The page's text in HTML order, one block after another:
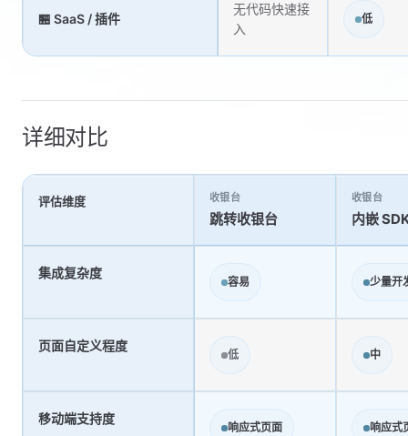
🏪 SaaS / 插件
无代码快速接
入
低
详细对比
评估维度 收银台
跳转收银台
收银台
内嵌
集成复杂度
容易 少量开
页面自定义程度
低 中
移动端支持度
响应式页面 响应式